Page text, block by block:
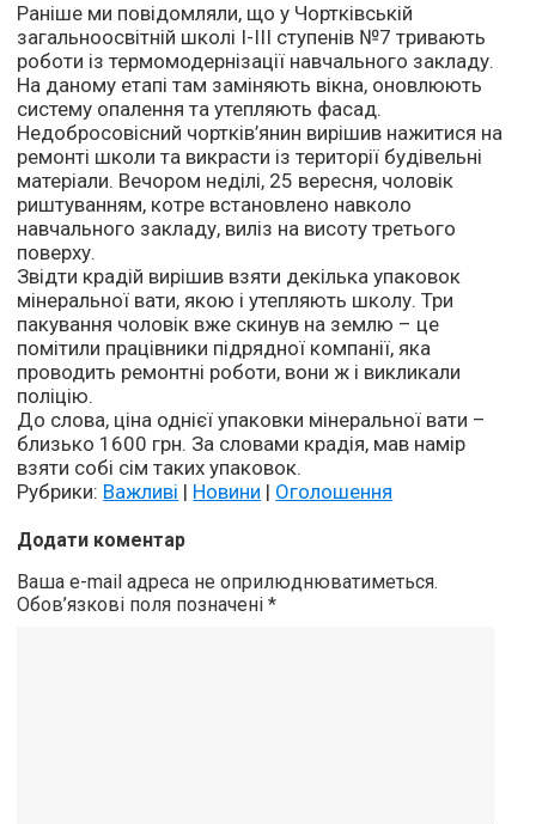
Раніше ми повідомляли, що у Чортківській
загальноосвітній школі І-ІІІ ступенів №7 тривають
роботи із термомодернізації навчального закладу.
На даному етапі там заміняють вікна, оновлюють
систему опалення та утепляють фасад.
Недобросовісний чортків’янин вирішив нажитися на
ремонті школи та викрасти із території будівельні
матеріали. Вечором неділі, 25 вересня, чоловік
риштуванням, котре встановлено навколо
навчального закладу, виліз на висоту третього
поверху.
Звідти крадій вирішив взяти декілька упаковок
мінеральної вати, якою і утепляють школу. Три
пакування чоловік вже скинув на землю – це
помітили працівники підрядної компанії, яка
проводить ремонтні роботи, вони ж і викликали
поліцію.
До слова, ціна однієї упаковки мінеральної вати –
близько 1600 грн. За словами крадія, мав намір
взяти собі сім таких упаковок.
Рубрики: Важливі | Новини | Оголошення
Додати коментар
Ваша e-mail адреса не оприлюднюватиметься.
Обов’язкові поля позначені*